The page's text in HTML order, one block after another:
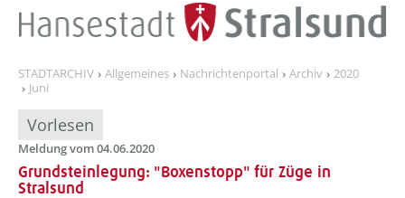
STADTARCHIV Allgemeines Nachrichtenportal Archiv
2020
Juni
Vorlesen
Meldung vom 04.06.2020
Grundsteinlegung: "Boxenstopp" für Züge in
Stralsund